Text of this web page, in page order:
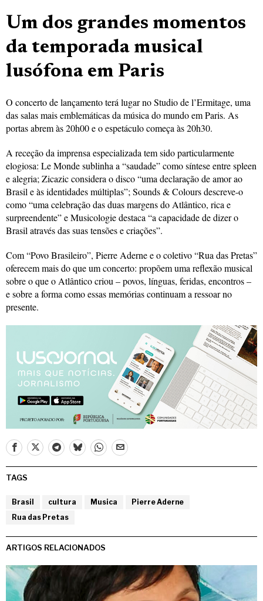
Um dos grandes momentos
da temporada musical
lusófona em Paris
O concerto de lançamento terá lugar no Studio de l’Ermitage, uma
das salas mais emblemáticas da música do mundo em Paris. As
portas abrem às 20h00 e o espetáculo começa às 20h30.
A receção da imprensa especializada tem sido particularmente
elogiosa: Le Monde sublinha a “saudade” como síntese entre spleen
e alegria; Zicazic considera o disco “uma declaração de amor ao
Brasil e às identidades múltiplas”; Sounds & Colours descreve-o
como “uma celebração das duas margens do Atlântico, rica e
surpreendente” e Musicologie destaca “a capacidade de dizer o
Brasil através das suas tensões e criações”.
Com “Povo Brasileiro”, Pierre Aderne e o coletivo “Rua das Pretas”
oferecem mais do que um concerto: propõem uma reflexão musical
sobre o que o Atlântico criou – povos, línguas, feridas, encontros –
e sobre a forma como essas memórias continuam a ressoar no
presente.
TAGS
Brasil cultura Musica
Pierre Aderne
Rua das Pretas
ARTIGOS RELACIONADOS